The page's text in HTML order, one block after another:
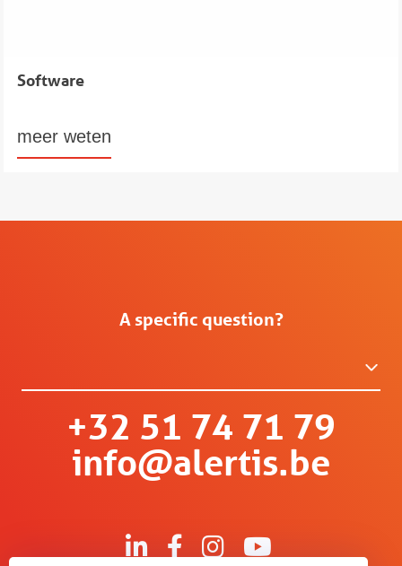
Software
meer weten
A specific question?
+32 51 74 71 79
info@alertis.be